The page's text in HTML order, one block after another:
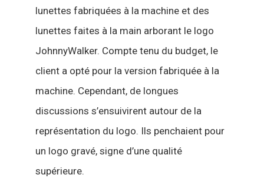
lunettes fabriquées à la machine et des
lunettes faites à la main arborant le logo
JohnnyWalker. Compte tenu du budget, le
client a opté pour la version fabriquée à la
machine. Cependant, de longues
discussions s’ensuivirent autour de la
représentation du logo. Ils penchaient pour
un logo gravé, signe d’une qualité
supérieure.